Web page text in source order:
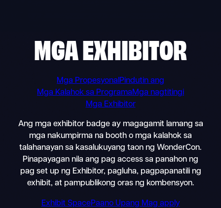
MGA EXHIBITOR
Mga Propesyonal Pindutin ang
Mga Kalahok sa ProgramaMga nagtitingi
Mga Exhibitor
Ang mga exhibitor badge ay magagamit lamang sa
mga nakumpirma na booth o mga kalahok sa
talahanayan sa kasalukuyang taon ng WonderCon.
Pinapayagan nila ang pag access sa panahon ng
pag set up ng Exhibitor, pagluha, pagpapanatili ng
exhibit, at pampublikong oras ng kombensyon.
Exhibit SpacePaano Upang Mag apply